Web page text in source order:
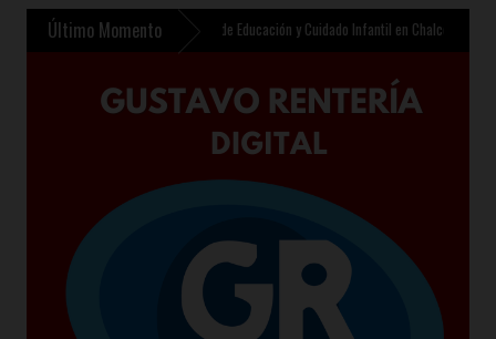
Último Momento
contempla nuevo Centro de Educación y Cuidado Infantil en Chalco »Sheinbaum